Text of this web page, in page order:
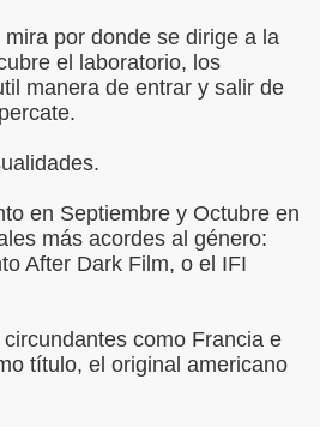
por donde se dirige a la
el laboratorio, los
manera de entrar y salir de
en Septiembre y Octubre en
más acordes al género:
After Dark Film, o el IFI
como Francia e
título, el original americano